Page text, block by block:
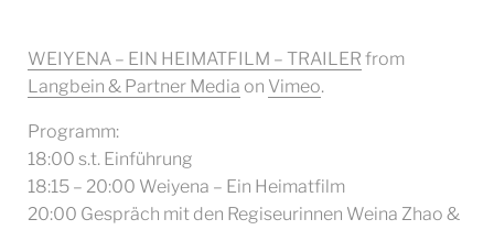
WEIYENA – EIN HEIMATFILM – TRAILER from
Langbein & Partner Media on Vimeo.
Programm:
18:00 s.t. Einführung
18:15 – 20:00 Weiyena – Ein Heimatfilm
20:00 Gespräch mit den Regiseurinnen Weina Zhao &